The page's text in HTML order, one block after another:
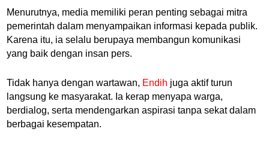
Menurutnya, media memiliki peran penting sebagai mitra
pemerintah dalam menyampaikan informasi kepada publik.
Karena itu, ia selalu berupaya membangun komunikasi
yang baik dengan insan pers.
Tidak hanya dengan wartawan, Endih juga aktif turun
langsung ke masyarakat. Ia kerap menyapa warga,
berdialog, serta mendengarkan aspirasi tanpa sekat dalam
berbagai kesempatan.